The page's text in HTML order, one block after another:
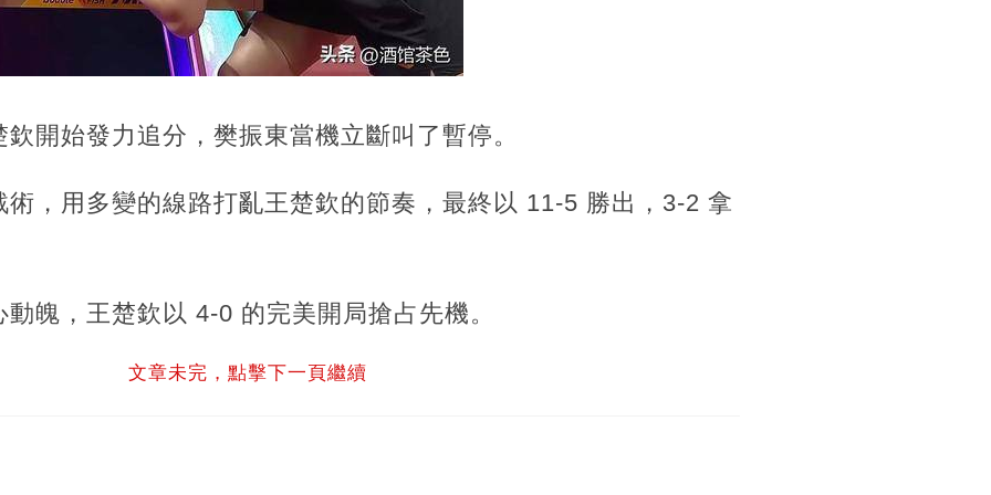
開始發力追分，樊振東當機立斷叫了暫停。
，用多變的線路打亂王楚欽的節奏，最終以 11-5 勝出，3-2 拿
魄，王楚欽以 4-0 的完美開局搶占先機。
文章未完，點擊下一頁繼續